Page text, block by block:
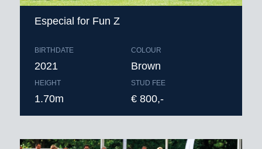
Especial for Fun Z
BIRTHDATE
2021
HEIGHT
1.70m
COLOUR
Brown
STUD FEE
€ 800,-